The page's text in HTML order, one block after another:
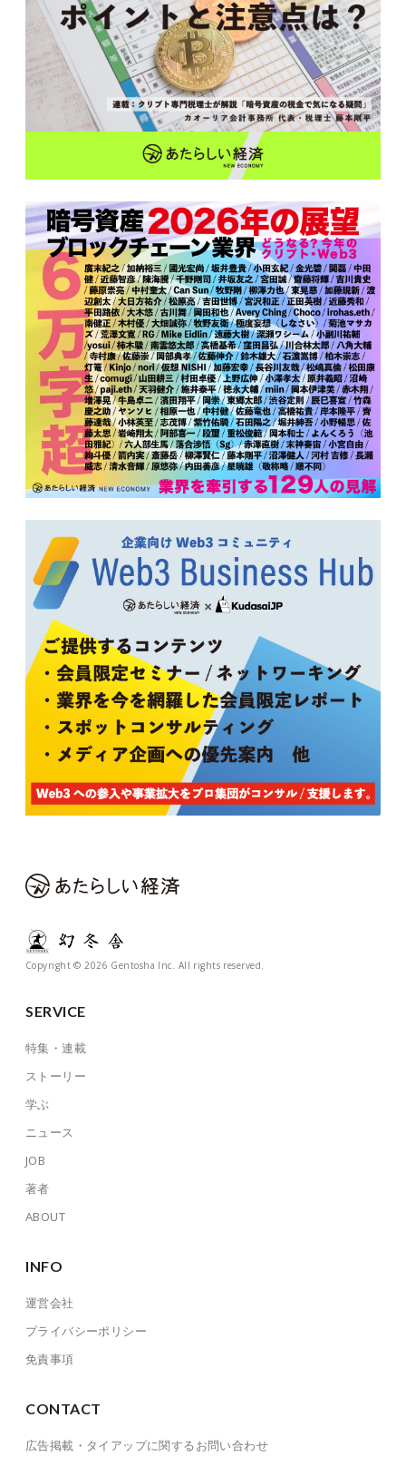
Copyright © 2026 Gentosha Inc. All rights reserved.
SERVICE
特集・連載
ストーリー
学ぶ
ニュース
JOB
著者
ABOUT
INFO
運営会社
プライバシーポリシー
免責事項
CONTACT
広告掲載・タイアップに関するお問い合わせ